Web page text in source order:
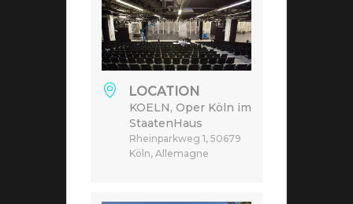
LOCATION
KOELN, Oper Köln im
StaatenHaus
Rheinparkweg 1, 50679
Köln, Allemagne